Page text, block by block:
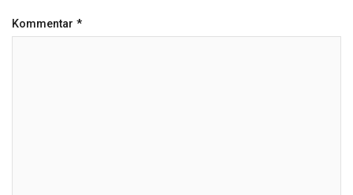
Kommentar *